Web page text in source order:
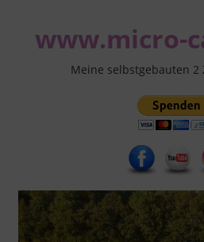
springenwww.micro-
Meine selbstgebauten 2